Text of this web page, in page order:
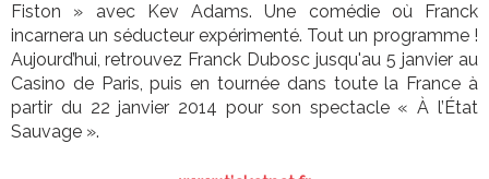
Fiston » avec Kev Adams. Une comédie où Franck
incarnera un séducteur expérimenté. Tout un programme !
Aujourd’hui, retrouvez Franck Dubosc jusqu'au 5 janvier au
Casino de Paris, puis en tournée dans toute la France à
partir du 22 janvier 2014 pour son spectacle « À l’État
Sauvage ».